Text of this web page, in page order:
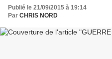
Publié le 21/09/2015 à 19:14
Par CHRIS NORD